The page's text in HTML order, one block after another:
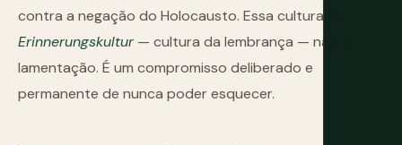
contra a negação do Holocausto. Essa cultura de
Erinnerungskultur— cultura da lembrança — não é
lamentação. É um compromisso deliberado e
permanente de nunca poder esquecer.